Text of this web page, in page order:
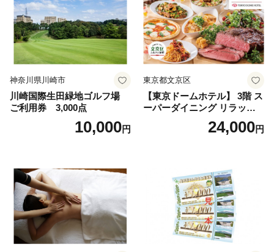
神奈川県川崎市
川崎国際生田緑地ゴルフ場
ご利用券 3,000点
10,000円
東京都文京区
【東京ドームホテル】 3階 ス
ーパーダイニング リラッサ
ランチブッフェ お食事券 大
人1名様分 関東 東京 ご利用
24,000円